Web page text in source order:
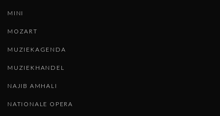
MINI
MOZART
MUZIEKAGENDA
MUZIEKHANDEL
NAJIB AMHALI
NATIONALE OPERA